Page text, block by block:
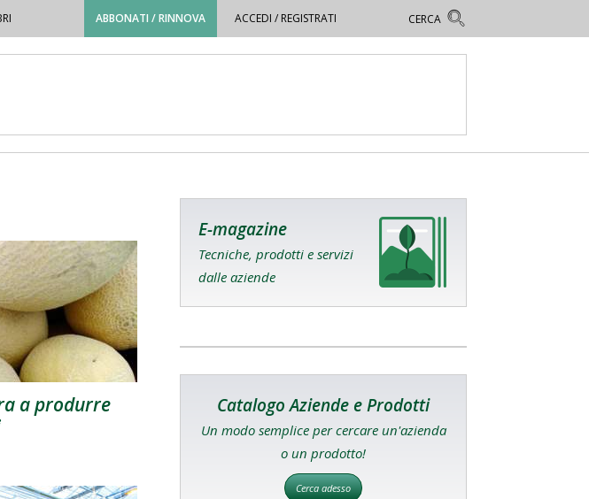
ABBONATI / RINNOVA ACCEDI / REGISTRATI
a produrre
E-magazine
Tecniche, prodotti e servizi
dalle aziende
Catalogo Aziende e Prodotti
Un modo semplice per cercare un'azienda
o un prodotto!
Cerca adesso